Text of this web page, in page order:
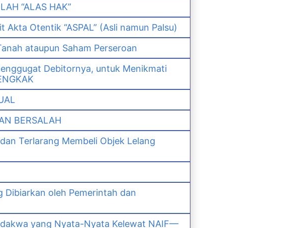
“ALAS HAK”
Otentik “ASPAL” (Asli namun Palsu)
ataupun Saham Perseroan
Debitornya, untuk Menikmati
BERSALAH
Terlarang Membeli Objek Lelang
Dibiarkan oleh Pemerintah dan
yang Nyata-Nyata Kelewat NAIF—